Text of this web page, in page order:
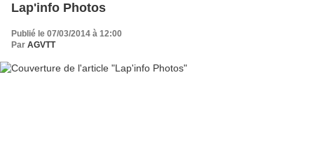
Lap'info Photos
Publié le 07/03/2014 à 12:00
Par AGVTT